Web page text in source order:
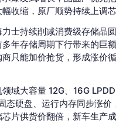
收缩，原厂顺势持续上调芯
士持续削减消费级存储晶
年存储周期下行带来的巨
只能加价抢货，形成涨价
域大容量 12G、16G
硬盘、运行内存同步涨价
片供货价翻倍，新车生产